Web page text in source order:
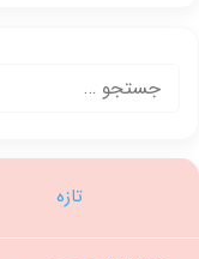
تازه